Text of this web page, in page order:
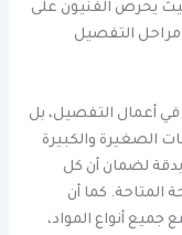
يحرص الفنيون على
مراحل التفصيل
في أعمال التفصيل، بل
الصغيرة والكبيرة
لضمان أن كل
كما أن
جميع أنواع المواد،